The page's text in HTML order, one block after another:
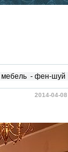
мебель - фен-шуй
2014-04-08